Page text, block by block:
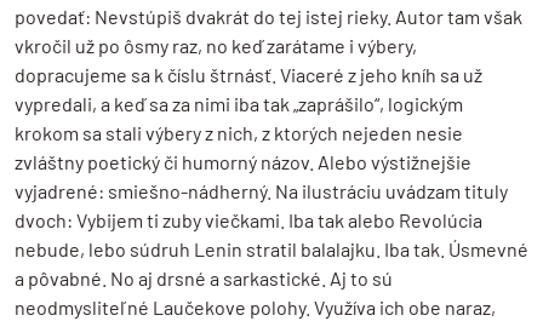
povedať: Nevstúpiš dvakrát do tej istej rieky. Autor tam však
vkročil už po ôsmy raz, no keď zarátame i výbery,
dopracujeme sa k číslu štrnásť. Viaceré z jeho kníh sa už
vypredali, a keď sa za nimi iba tak „zaprášilo“, logickým
krokom sa stali výbery z nich, z ktorých nejeden nesie
zvláštny poetický či humorný názov. Alebo výstižnejšie
vyjadrené: smiešno-nádherný. Na ilustráciu uvádzam tituly
dvoch: Vybijem ti zuby viečkami. Iba tak alebo Revolúcia
nebude, lebo súdruh Lenin stratil balalajku. Iba tak. Úsmevné
a pôvabné. No aj drsné a sarkastické. Aj to sú
neodmysliteľné Laučekove polohy. Využíva ich obe naraz,